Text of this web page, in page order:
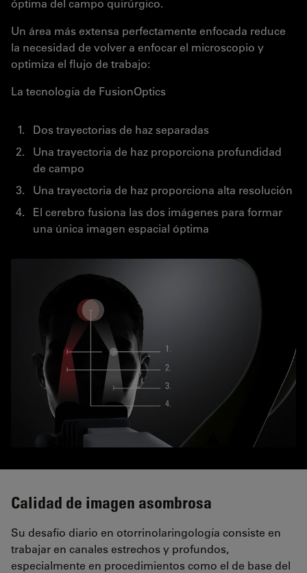
óptima del campo quirúrgico.
Un área más extensa perfectamente enfocada reduce
la necesidad de volver a enfocar el microscopio y
optimiza el flujo de trabajo:
La tecnología de FusionOptics
Dos trayectorias de haz separadas
Una trayectoria de haz proporciona profundidad
de campo
Una trayectoria de haz proporciona alta resolución
El cerebro fusiona las dos imágenes para formar
una única imagen espacial óptima
Calidad de imagen asombrosa
Su desafío diario en otorrinolaringología consiste en
trabajar en canales estrechos y profundos,
especialmente en procedimientos como el de base del